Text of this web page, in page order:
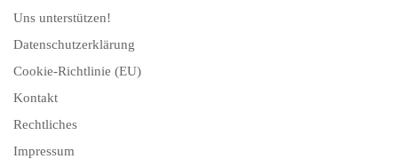
Uns unterstützen!
Datenschutzerklärung
Cookie-Richtlinie (EU)
Kontakt
Rechtliches
Impressum